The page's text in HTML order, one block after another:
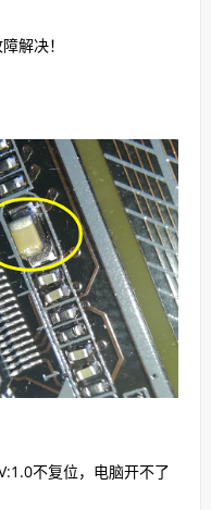
解决！
不复位，电脑开不了